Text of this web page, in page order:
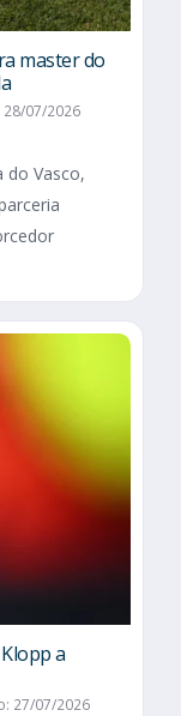
master do
07/2026
do Vasco,
a
27/07/2026